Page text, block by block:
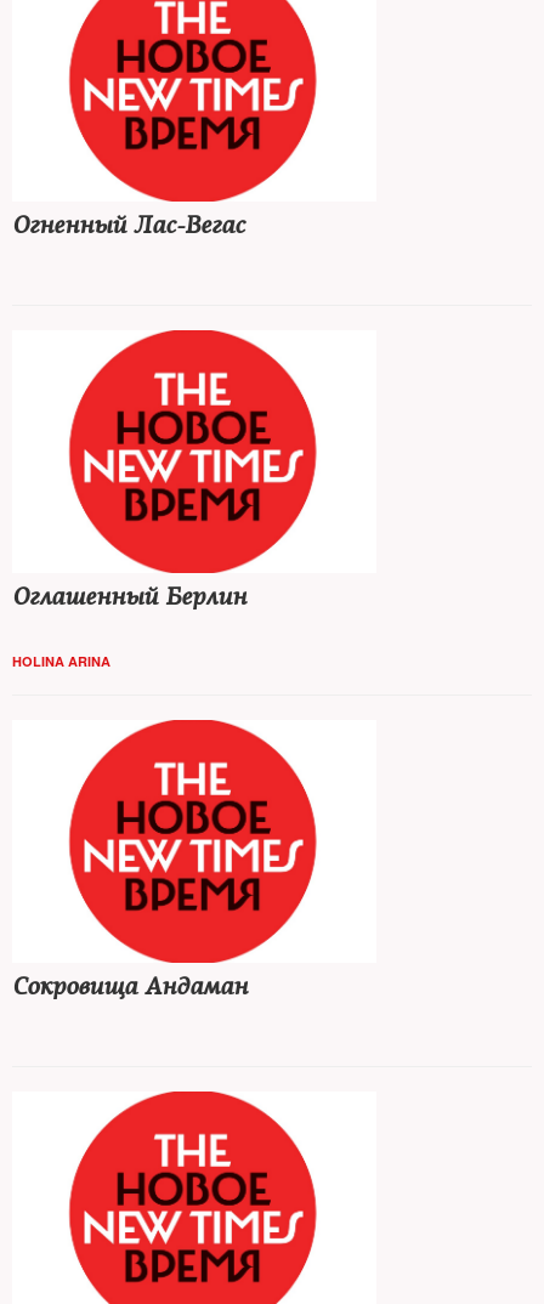
Огненный Лас-Вегас
Оглашенный Берлин
HOLINA ARINA
Сокровища Андаман